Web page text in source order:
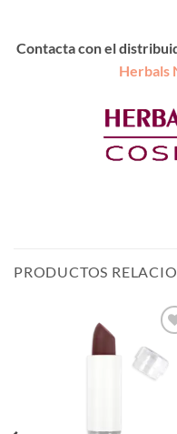
Contacta con el
Herbals
PRODUCTOS
a la